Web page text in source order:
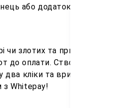
або додаток WhiteBIT
чи злотих та приймай
до оплати. Створюй
два кліки та вривайся в еру
з Whitepay!